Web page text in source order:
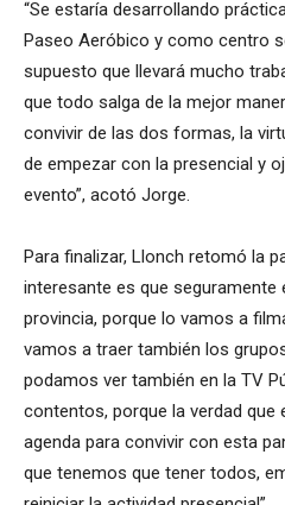
“Se estaría desarrollando
Paseo Aeróbico y como centro
supuesto que llevará mucho
que todo salga de la mejor
convivir de las dos formas, la
de empezar con la presencial y
evento”, acotó Jorge.
Para finalizar, Llonch retomó la
interesante es que seguramente
provincia, porque lo vamos a
vamos a traer también los
podamos ver también en la TV
contentos, porque la verdad que
agenda para convivir con esta
que tenemos que tener todos,